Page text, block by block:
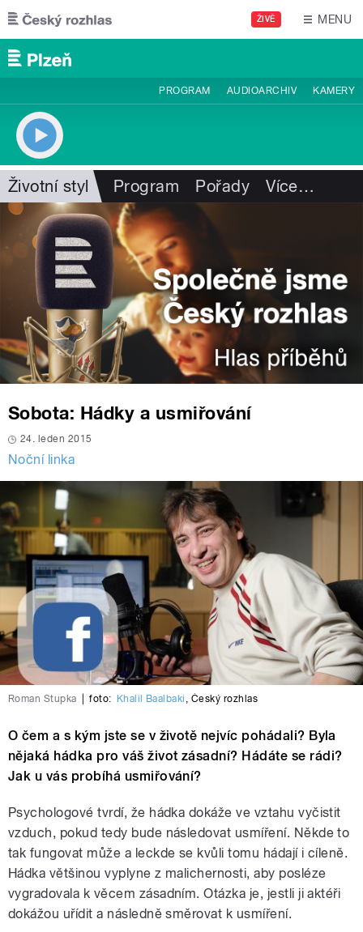
Přejít k hlavnímu obsahu
ŽIVĚ MENU
PROGRAM AUDIOARCHIV KAMERY
Životní styl Program Pořady Více…
Sobota: Hádky a usmiřování
24. leden 2015
Noční linka
Roman Stupka foto: Khalil Baalbaki , Český rozhlas
O čem a s kým jste se v životě nejvíc pohádali? Byla
nějaká hádka pro váš život zásadní? Hádáte se rádi?
Jak u vás probíhá usmiřování?
Psychologové tvrdí, že hádka dokáže ve vztahu vyčistit
vzduch, pokud tedy bude následovat usmíření. Někde to
tak fungovat může a leckde se kvůli tomu hádají i cíleně.
Hádka většinou vyplyne z malichernosti, aby posléze
vygradovala k věcem zásadním. Otázka je, jestli ji aktéři
dokážou uřídit a následně směrovat k usmíření.